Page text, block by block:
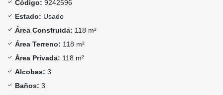
Código: 9242596
Estado: Usado
Área Construida: 118 m²
Área Terreno: 118 m²
Área Privada: 118 m²
Alcobas: 3
Baños: 3